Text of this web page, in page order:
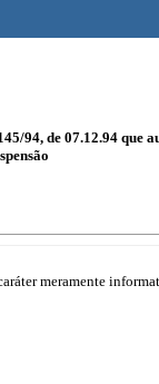
94, de 07.12.94 que
meramente